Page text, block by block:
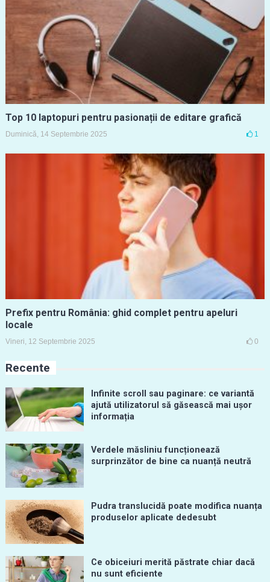
Top 10 laptopuri pentru pasionații de editare grafică
Duminică, 14 Septembrie 2025 1
Prefix pentru România: ghid complet pentru apeluri
locale
Vineri, 12 Septembrie 2025 0
Recente
Infinite scroll sau paginare: ce variantă
ajută utilizatorul să găsească mai ușor
informația
Verdele măsliniu funcționează
surprinzător de bine ca nuanță neutră
Pudra translucidă poate modifica nuanța
produselor aplicate dedesubt
Ce obiceiuri merită păstrate chiar dacă
nu sunt eficiente